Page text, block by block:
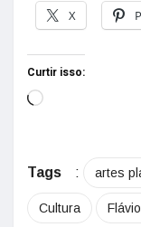
X
Curtir isso:
Tags : artes
Cultura